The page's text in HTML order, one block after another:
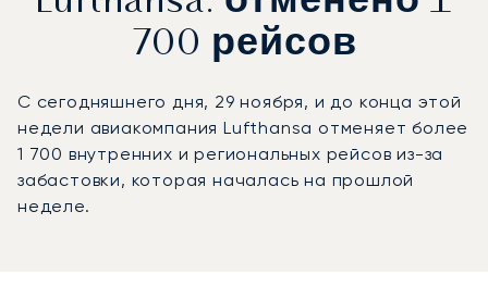
700 рейсов
С сегодняшнего дня, 29 ноября, и до конца этой
недели авиакомпания Lufthansa отменяет более
1 700 внутренних и региональных рейсов из-за
забастовки, которая началась на прошлой
неделе.